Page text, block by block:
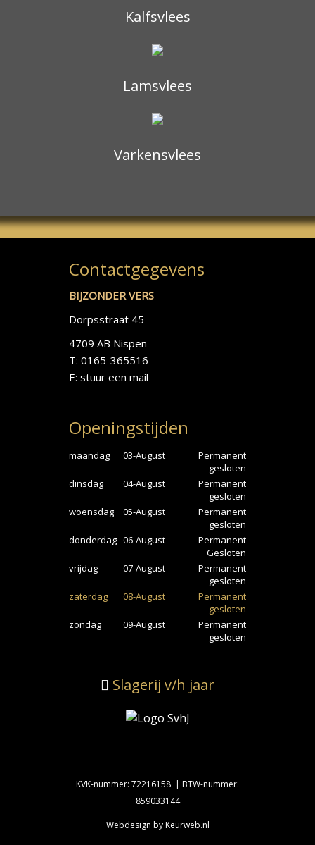
Kalfsvlees
Lamsvlees
Varkensvlees
Contactgegevens
BIJZONDER VERS
Dorpsstraat 45
4709 AB Nispen
T: 0165-365516
E: stuur een mail
Openingstijden
maandag 03-August
Permanent
gesloten
dinsdag
04-August
Permanent
gesloten
woensdag
05-August
Permanent
gesloten
donderdag 06-August
Permanent
Gesloten
vrijdag
07-August
Permanent
gesloten
zaterdag
08-August
Permanent
gesloten
zondag
09-August
Permanent
gesloten
Slagerij v/h jaar
KVK-nummer: 72216158 | BTW-nummer:
859033144
Webdesign by Keurweb.nl